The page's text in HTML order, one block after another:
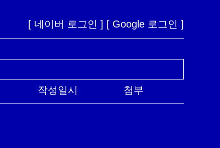
[ 네이버 로그인 ] [ Google 로그인 ]
작성일시 첨부